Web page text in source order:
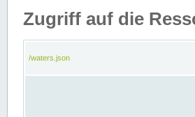
Zugriff auf die
/waters.json